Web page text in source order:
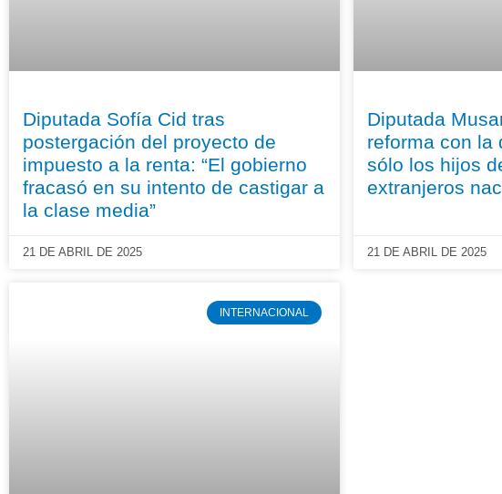
Diputada Sofía Cid tras
postergación del proyecto de
impuesto a la renta: “El gobierno
fracasó en su intento de castigar a
la clase media”
21 DE ABRIL DE 2025
Diputada
reforma con la
sólo los hijos
extranjeros
21 DE ABRIL DE 2025
INTERNACIONAL